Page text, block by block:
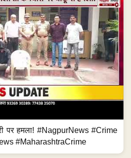
पर हमला! #NagpurNews #Crime
#MaharashtraCrime